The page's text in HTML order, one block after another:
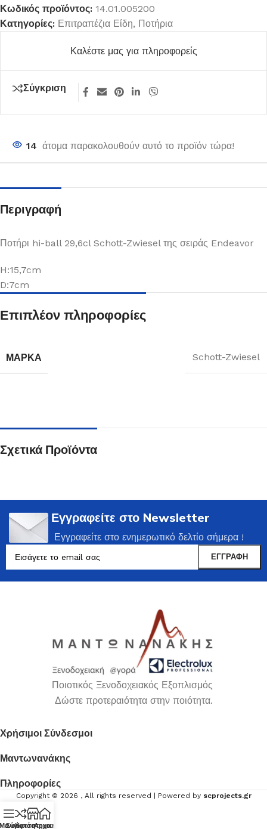
Κωδικός προϊόντος: 14.01.005200
Κατηγορίες: Επιτραπέζια Είδη, Ποτήρια
Καλέστε μας για πληροφορείς
Σύγκριση
14 άτομα παρακολουθούν αυτό το προϊόν τώρα!
Περιγραφή
Ποτήρι hi-ball 29,6cl Schott-Zwiesel της σειράς Endeavor
H:15,7cm
D:7cm
Επιπλέον πληροφορίες
ΜΆΡΚΑ Schott-Zwiesel
Σχετικά Προϊόντα
Εγγραφείτε στο Newsletter
Εγγραφείτε στο ενημερωτικό δελτίο σήμερα !
Ποιοτικός Ξενοδοχειακός Εξοπλισμός
Δώστε προτεραιότητα στην ποιότητα.
Χρήσιμοι Σύνδεσμοι
Μαντωνανάκης
Πληροφορίες
Copyright © 2026 , All rights reserved | Powered by scprojects.gr
Σύγκριση
Κατάστημα
Αρχική